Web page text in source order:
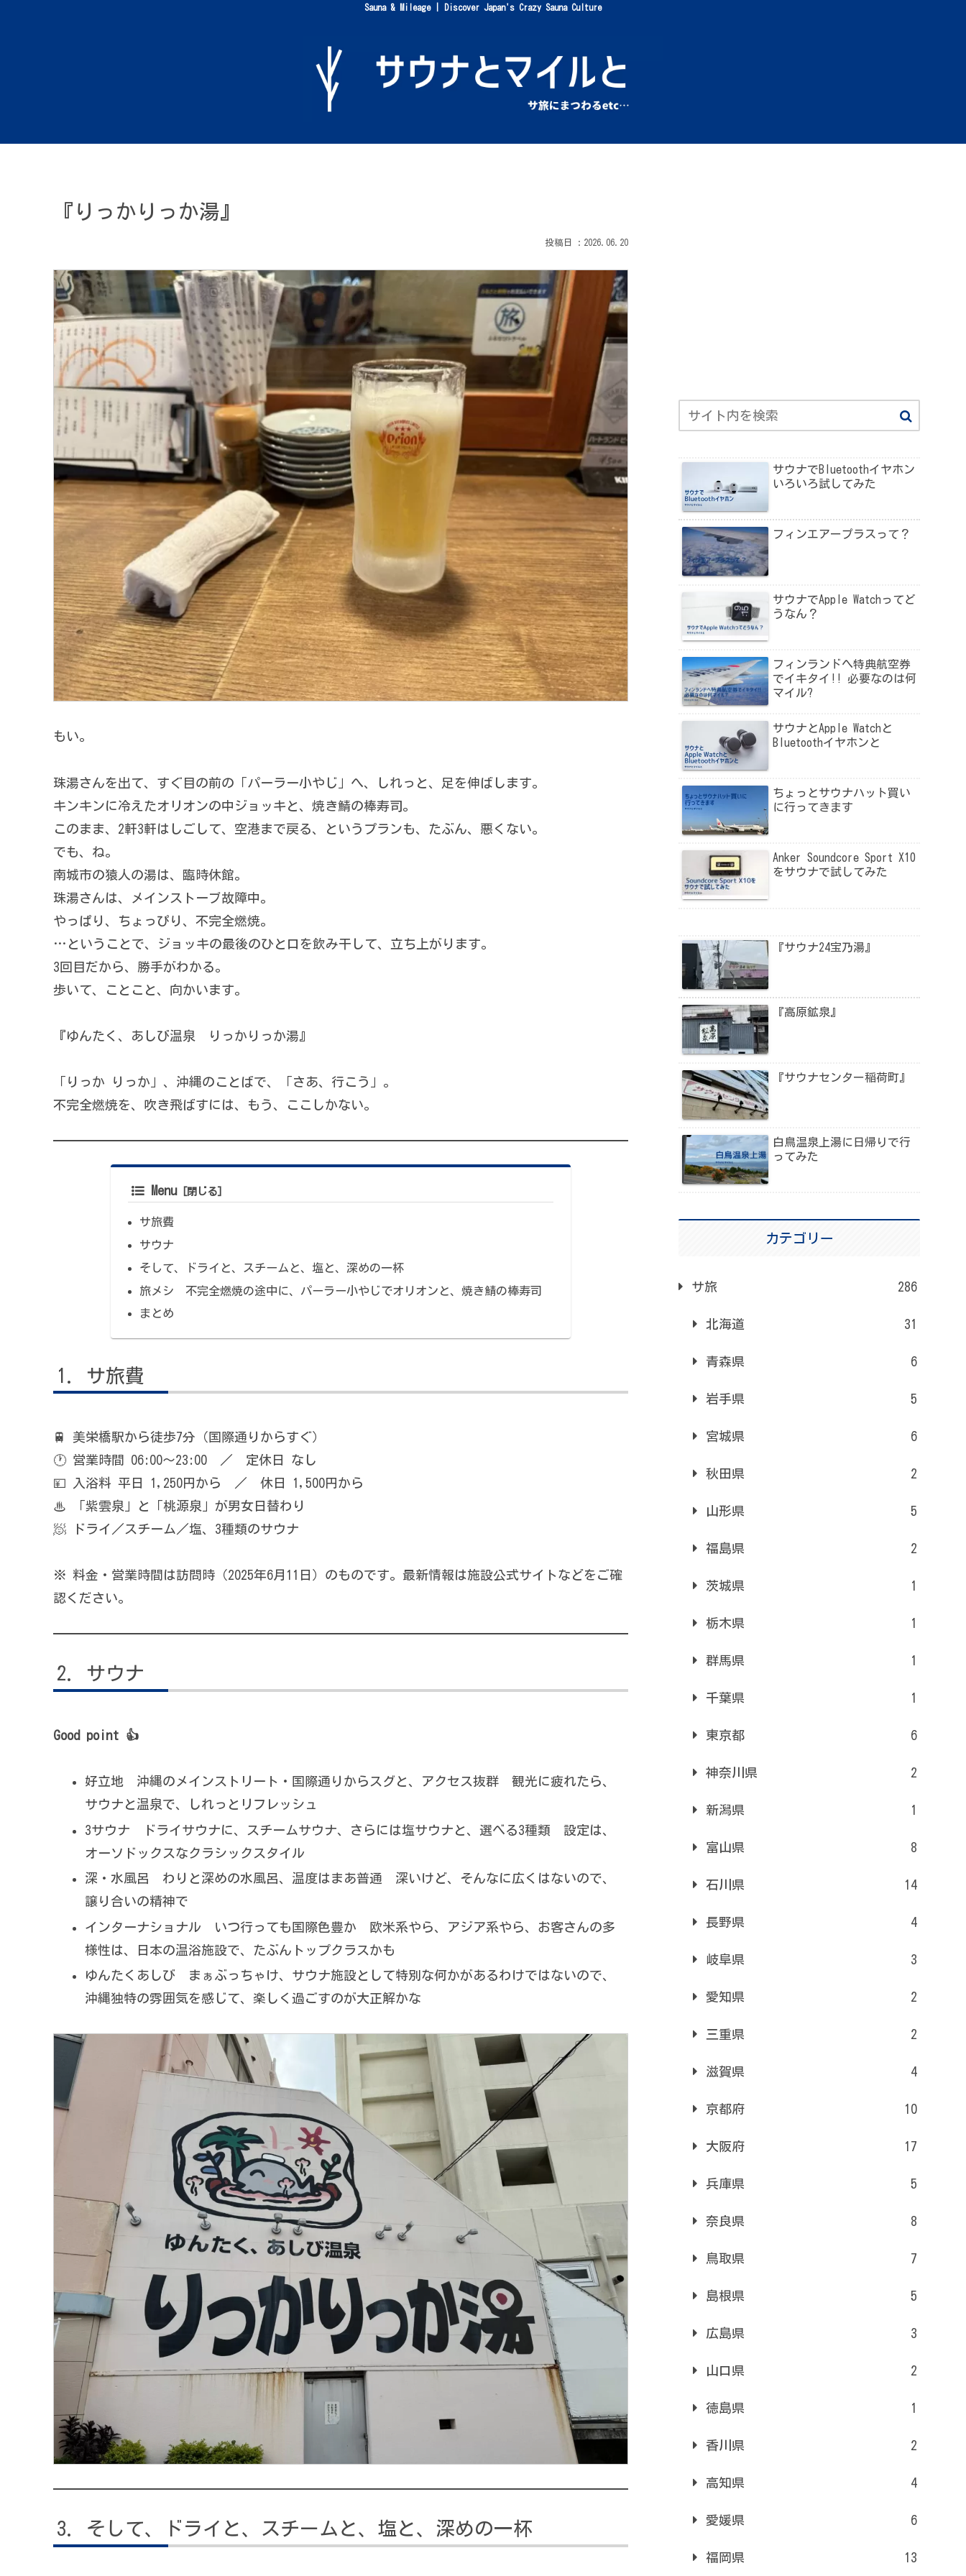
Sauna & Mileage | Discover Japan's Crazy Sauna Culture
『りっかりっか湯』
2026.06.20
もい。
珠湯さんを出て、すぐ目の前の「パーラー小やじ」へ、しれっと、足を伸ばします。
キンキンに冷えたオリオンの中ジョッキと、焼き鯖の棒寿司。
このまま、2軒3軒はしごして、空港まで戻る、というプランも、たぶん、悪くない。
でも、ね。
南城市の猿人の湯は、臨時休館。
珠湯さんは、メインストーブ故障中。
やっぱり、ちょっぴり、不完全燃焼。
…ということで、ジョッキの最後のひと口を飲み干して、立ち上がります。
3回目だから、勝手がわかる。
歩いて、ことこと、向かいます。
『ゆんたく、あしび温泉 りっかりっか湯』
「りっか りっか」、沖縄のことばで、「さあ、行こう」。
不完全燃焼を、吹き飛ばすには、もう、ここしかない。
Menu
サ旅費
サウナ
そして、ドライと、スチームと、塩と、深めの一杯
旅メシ 不完全燃焼の途中に、パーラー小やじでオリオンと、焼き鯖の棒寿司
まとめ
サ旅費
🚆 美栄橋駅から徒歩7分（国際通りからすぐ）
🕐 営業時間 06:00〜23:00 ／ 定休日 なし
💴 入浴料 平日 1,250円から ／ 休日 1,500円から
♨ 「紫雲泉」と「桃源泉」が男女日替わり
🧖 ドライ／スチーム／塩、3種類のサウナ
※ 料金・営業時間は訪問時（2025年6月11日）のものです。最新情報は施設公式サイトなどをご確
認ください。
サウナ
Good point 👍
好立地 沖縄のメインストリート・国際通りからスグと、アクセス抜群 観光に疲れたら、
サウナと温泉で、しれっとリフレッシュ
3サウナ ドライサウナに、スチームサウナ、さらには塩サウナと、選べる3種類 設定は、
オーソドックスなクラシックスタイル
深・水風呂 わりと深めの水風呂、温度はまあ普通 深いけど、そんなに広くはないので、
譲り合いの精神で
インターナショナル いつ行っても国際色豊か 欧米系やら、アジア系やら、お客さんの多
様性は、日本の温浴施設で、たぶんトップクラスかも
ゆんたくあしび まぁぶっちゃけ、サウナ施設として特別な何かがあるわけではないので、
沖縄独特の雰囲気を感じて、楽しく過ごすのが大正解かな
そして、ドライと、スチームと、塩と、深めの一杯
サウナでBluetoothイヤホン
いろいろ試してみた
フィンエアープラスって？
サウナでApple Watchってど
うなん？
フィンランドへ特典航空券
でイキタイ!! 必要なのは何
マイル?
サウナとApple Watchと
Bluetoothイヤホンと
ちょっとサウナハット買い
に行ってきます
Anker Soundcore Sport X10
をサウナで試してみた
『サウナ24宝乃湯』
『高原鉱泉』
『サウナセンター稲荷町』
白鳥温泉上湯に日帰りで行
ってみた
カテゴリー
サ旅 286
北海道 31
青森県 6
岩手県 5
宮城県 6
秋田県 2
山形県 5
福島県 2
茨城県 1
栃木県 1
群馬県 1
千葉県 1
東京都 6
神奈川県 2
新潟県 1
富山県 8
石川県 14
長野県 4
岐阜県 3
愛知県 2
三重県 2
滋賀県 4
京都府 10
大阪府 17
兵庫県 5
奈良県 8
鳥取県 7
島根県 5
広島県 3
山口県 2
徳島県 1
香川県 2
高知県 4
愛媛県 6
福岡県 13